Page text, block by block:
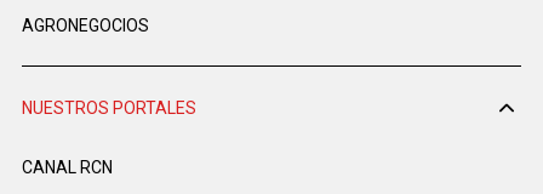
AGRONEGOCIOS
NUESTROS PORTALES
CANAL RCN